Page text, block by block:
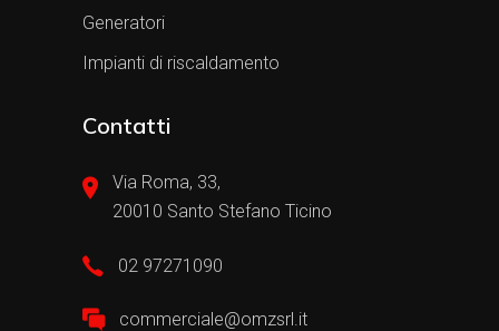
Generatori
Impianti di riscaldamento
Contatti
Via Roma, 33,
20010 Santo Stefano Ticino
02 97271090
commerciale@omzsrl.it